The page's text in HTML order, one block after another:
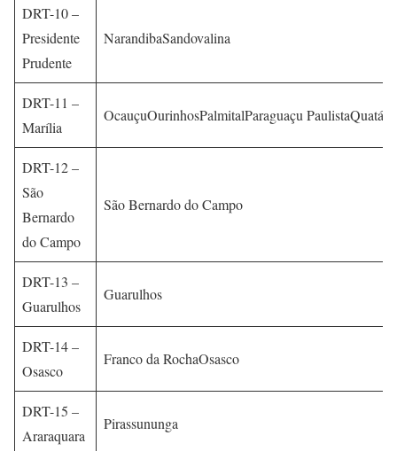
DRT-10 –
Presidente
Prudente
NarandibaSandovalina
DRT-11 –
Marília
OcauçuOurinhosPalmitalParaguaçu PaulistaQuatá
DRT-12 –
São
Bernardo
do Campo
São Bernardo do Campo
DRT-13 –
Guarulhos
Guarulhos
DRT-14 –
Osasco
Franco da RochaOsasco
DRT-15 –
Araraquara
Pirassununga